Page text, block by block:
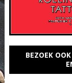
BEZOEK